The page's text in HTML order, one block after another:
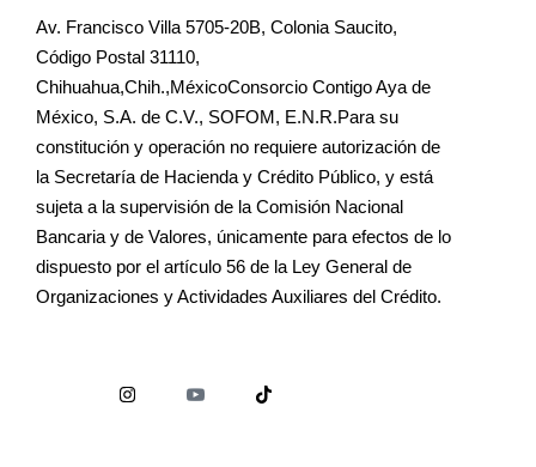
Av. Francisco Villa 5705-20B, Colonia Saucito,
Código Postal 31110,
Chihuahua,Chih.,MéxicoConsorcio Contigo Aya de
México, S.A. de C.V., SOFOM, E.N.R.Para su
constitución y operación no requiere autorización de
la Secretaría de Hacienda y Crédito Público, y está
sujeta a la supervisión de la Comisión Nacional
Bancaria y de Valores, únicamente para efectos de lo
dispuesto por el artículo 56 de la Ley General de
Organizaciones y Actividades Auxiliares del Crédito.